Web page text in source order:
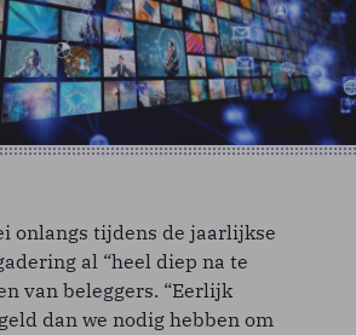
onlangs tijdens de jaarlijkse
al “heel diep na te
van beleggers. “Eerlijk
dan we nodig hebben om